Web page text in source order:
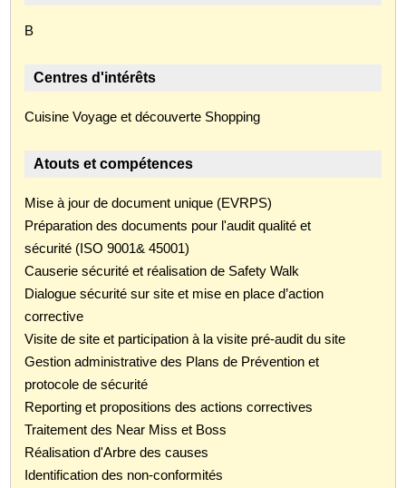
B
Centres d'intérêts
Cuisine Voyage et découverte Shopping
Atouts et compétences
Mise à jour de document unique (EVRPS)
Préparation des documents pour l'audit qualité et
sécurité (ISO 9001& 45001)
Causerie sécurité et réalisation de Safety Walk
Dialogue sécurité sur site et mise en place d’action
corrective
Visite de site et participation à la visite pré-audit du site
Gestion administrative des Plans de Prévention et
protocole de sécurité
Reporting et propositions des actions correctives
Traitement des Near Miss et Boss
Réalisation d'Arbre des causes
Identification des non-conformités